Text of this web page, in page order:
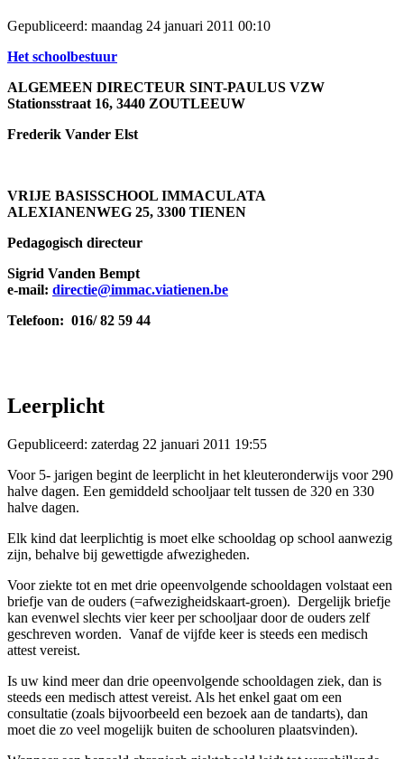
Gepubliceerd: maandag 24 januari 2011 00:10
Het schoolbestuur
ALGEMEEN DIRECTEUR SINT-PAULUS VZW
Stationsstraat 16, 3440 ZOUTLEEUW
Frederik Vander Elst
VRIJE BASISSCHOOL IMMACULATA
ALEXIANENWEG 25, 3300 TIENEN
Pedagogisch directeur
Sigrid Vanden Bempt
e-mail: directie@immac.viatienen.be
Telefoon: 016/ 82 59 44
Leerplicht
Gepubliceerd: zaterdag 22 januari 2011 19:55
Voor 5- jarigen begint de leerplicht in het kleuteronderwijs voor 290
halve dagen. Een gemiddeld schooljaar telt tussen de 320 en 330
halve dagen.
Elk kind dat leerplichtig is moet elke schooldag op school aanwezig
zijn, behalve bij gewettigde afwezigheden.
Voor ziekte tot en met drie opeenvolgende schooldagen volstaat een
briefje van de ouders (=afwezigheidskaart-groen). Dergelijk briefje
kan evenwel slechts vier keer per schooljaar door de ouders zelf
geschreven worden. Vanaf de vijfde keer is steeds een medisch
attest vereist.
Is uw kind meer dan drie opeenvolgende schooldagen ziek, dan is
steeds een medisch attest vereist. Als het enkel gaat om een
consultatie (zoals bijvoorbeeld een bezoek aan de tandarts), dan
moet die zo veel mogelijk buiten de schooluren plaatsvinden).